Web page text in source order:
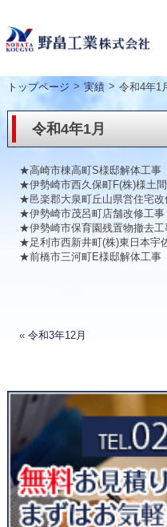
トップページ > 実績 > 令和4年1
令和4年1月
★高崎市棟高町S様邸解体工事
★伊勢崎市西久保町F(株)様土
★邑楽郡大泉町丘山県営住宅改
★伊勢崎市茂呂町店舗改修工事
★伊勢崎市保育園残置物撤去工
★足利市西新井町(株)東日本宇
★前橋市三河町E様邸解体工事
« 令和3年12月